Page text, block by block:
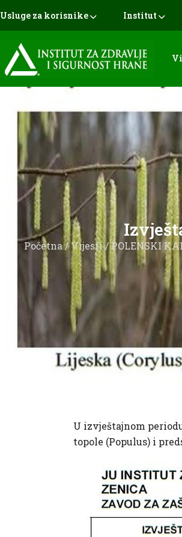
Usluge za korisnike Institut
Početna/Vijesti/POLENSKI
U izvještajnom
topole (Populus) i